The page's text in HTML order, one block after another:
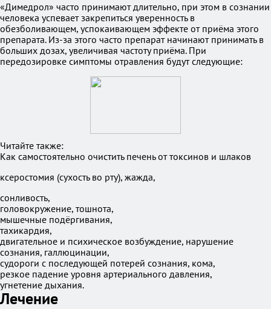
«Димедрол» часто принимают длительно, при этом в сознании
человека успевает закрепиться уверенность в
обезболивающем, успокаивающем эффекте от приёма этого
препарата. Из-за этого часто препарат начинают принимать в
больших дозах, увеличивая частоту приёма. При
передозировке симптомы отравления будут следующие:
Читайте также:
Как самостоятельно очистить печень от токсинов и шлаков
ксеростомия (сухость во рту), жажда,
сонливость,
головокружение, тошнота,
мышечные подёргивания,
тахикардия,
двигательное и психическое возбуждение, нарушение
сознания, галлюцинации,
судороги с последующей потерей сознания, кома,
резкое падение уровня артериального давления,
угнетение дыхания.
Лечение